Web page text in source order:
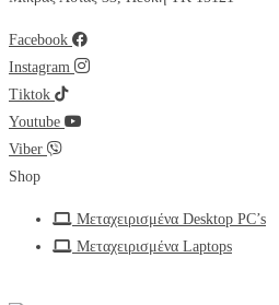
Facebook
Instagram
Tiktok
Youtube
Viber
Shop
Μεταχειρισμένα Desktop PC’s
Μεταχειρισμένα Laptops